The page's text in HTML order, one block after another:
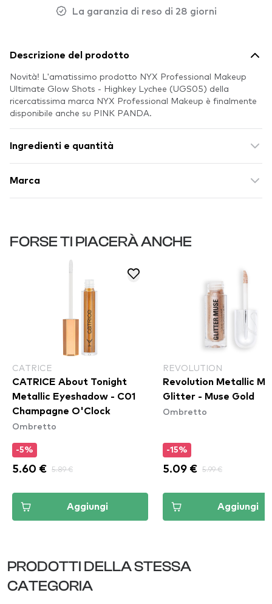
La garanzia di reso di 28 giorni
Descrizione del prodotto
Novità! L'amatissimo prodotto NYX Professional Makeup
Ultimate Glow Shots - Highkey Lychee (UGS05) della
ricercatissima marca NYX Professional Makeup è finalmente
disponibile anche su PINK PANDA.
Ingredienti e quantità
Marca
FORSE TI PIACERÀ ANCHE
CATRICE
CATRICE About Tonight
Metallic Eyeshadow - C01
Champagne O'Clock
Ombretto
-5%
5.60 € 5.89 €
Aggiungi
REVOLUTION
Revolution Metallic
Glitter - Muse Gold
Ombretto
-15%
5.09 € 5.99 €
Aggiungi
PRODOTTI DELLA STESSA
CATEGORIA